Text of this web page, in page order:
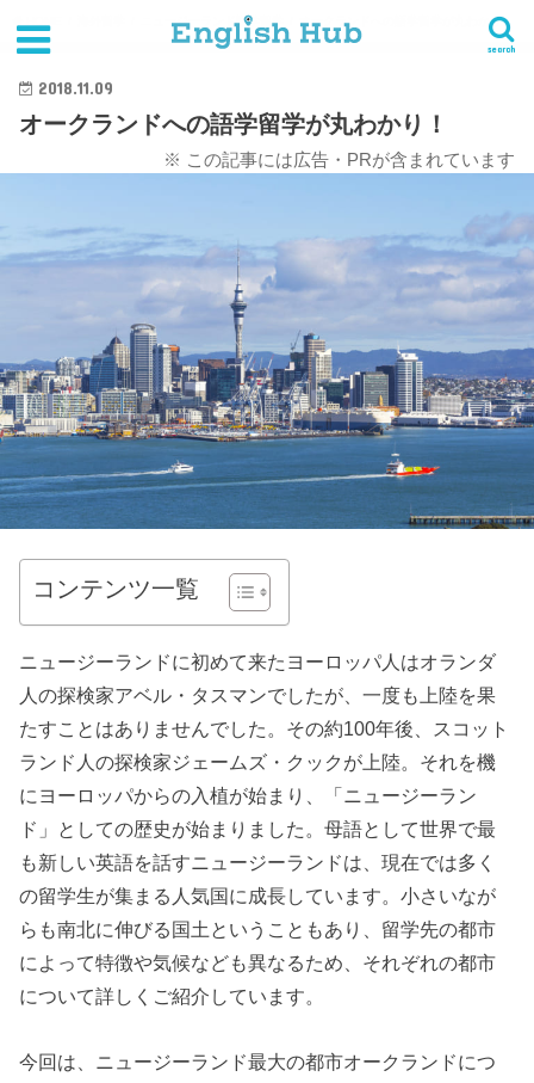
search
ニュージーランド語学留学 オークランドへの語学留学が丸わかり！
2018.11.09
オークランドへの語学留学が丸わかり！
※ この記事には広告・PRが含まれています
コンテンツ一覧
ニュージーランドに初めて来たヨーロッパ人はオランダ
人の探検家アベル・タスマンでしたが、一度も上陸を果
たすことはありませんでした。その約100年後、スコット
ランド人の探検家ジェームズ・クックが上陸。それを機
にヨーロッパからの入植が始まり、「ニュージーラン
ド」としての歴史が始まりました。母語として世界で最
も新しい英語を話すニュージーランドは、現在では多く
の留学生が集まる人気国に成長しています。小さいなが
らも南北に伸びる国土ということもあり、留学先の都市
によって特徴や気候なども異なるため、それぞれの都市
について詳しくご紹介しています。
今回は、ニュージーランド最大の都市オークランドにつ